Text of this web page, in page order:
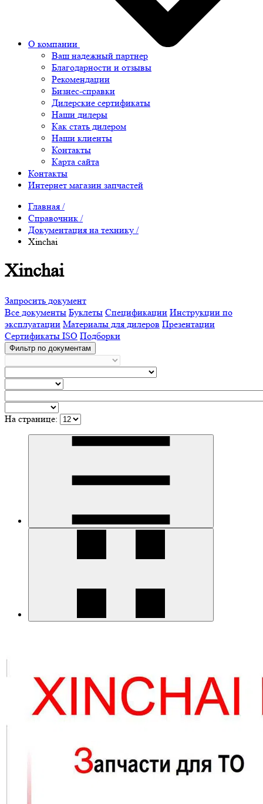
О компании
Ваш надежный партнер
Благодарности и отзывы
Рекомендации
Бизнес-справки
Дилерские сертификаты
Наши дилеры
Как стать дилером
Наши клиенты
Контакты
Карта сайта
Контакты
Интернет магазин запчастей
Главная /
Справочник /
Документация на технику /
Xinchai
Xinchai
Запросить документ
Все документы Буклеты Спецификации Инструкции по
эксплуатации Материалы для дилеров Презентации
Сертификаты ISO Подборки
Фильтр по документам
На странице: